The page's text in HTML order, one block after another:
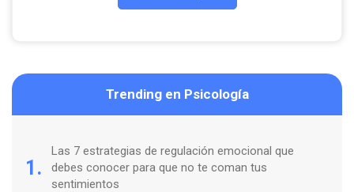
Trending en Psicología
1.
Las 7 estrategias de regulación emocional que
debes conocer para que no te coman tus
sentimientos